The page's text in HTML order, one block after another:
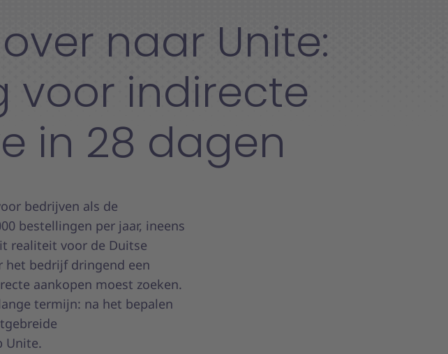
naar Unite:
voor indirecte
in 28 dagen
bedrijven als de
bestellingen per jaar, ineens
realiteit voor de Duitse
het bedrijf dringend een
aankopen moest zoeken.
termijn: na het bepalen
Unite.